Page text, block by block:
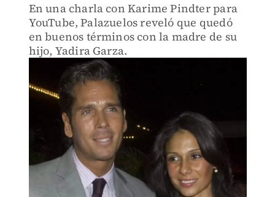
En una charla con Karime Pindter para
YouTube, Palazuelos reveló que quedó
en buenos términos con la madre de su
hijo, Yadira Garza.